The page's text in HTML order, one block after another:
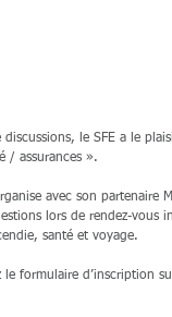
le SFE a le
/ assurances ».
avec son partenaire
lors de rendez-vous
santé et voyage.
le formulaire d’inscription